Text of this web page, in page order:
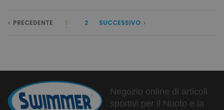
PRECEDENTE 1 2 SUCCESSIVO
Negozio online di articoli
sportivi per il Nuoto e la